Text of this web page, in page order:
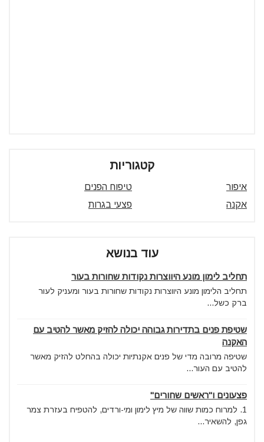
קטגוריות
איפור
טיפוח הפנים
אקנה
פצעי בגרות
עוד בנושא
תחליב לימון מונע היווצרות נקודות שחורות בעור
תחליב הלימון מונע היווצרות נקודות שחורות בעור ומעניק לעור
ברק כשל...
שטיפת פנים בתדירות גבוהה יכולה להזיק מאשר להטיב עם
האקנה
שטיפה מרובה מדי של פנים אקנתיות יכולה בהחלט להזיק מאשר
להטיב עם העור...
פצעונים ו"ראשים שחורים"
1. למרוח כמות שווה של מיץ לימון ומי-ורדים, להטפיח בעזרת צמר
גפן, להשאיר...